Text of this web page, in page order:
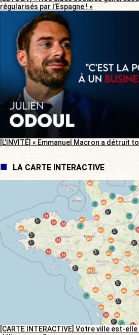
régularisés par l’Espagne ! »
[L’INVITÉ] « Emmanuel Macron a détruit
LA CARTE INTERACTIVE
[CARTE INTERACTIVE] Votre ville est-